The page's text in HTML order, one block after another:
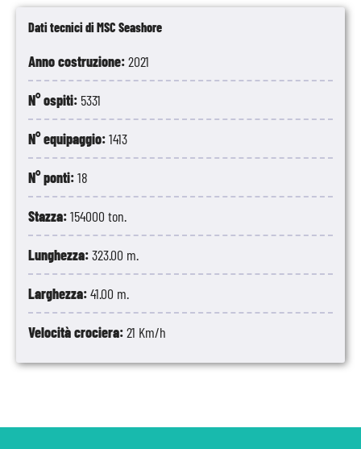
Dati tecnici di MSC Seashore
Anno costruzione:2021
N° ospiti: 5331
N° equipaggio:1413
N° ponti:18
Stazza:154000 ton.
Lunghezza:323.00 m.
Larghezza:41.00 m.
Velocità crociera:21 Km/h